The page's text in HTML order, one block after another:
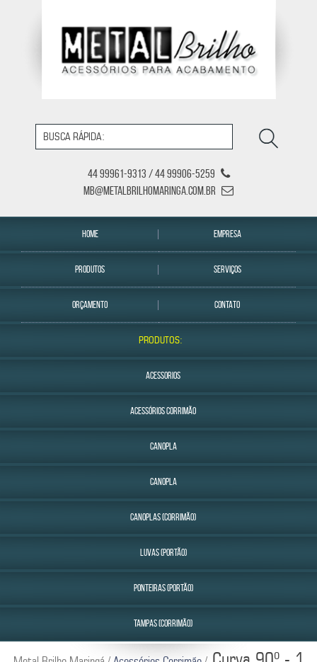
44 99961-9313 / 44 99906-5259
mb@metalbrilhomaringa.com.br
HOME EMPRESA
PRODUTOS SERVIÇOS
ORÇAMENTO CONTATO
PRODUTOS:
ACESSORIOS
ACESSÓRIOS CORRIMÃO
CANOPLA
CANOPLA
CANOPLAS (CORRIMÃO)
LUVAS (PORTÃO)
PONTEIRAS (PORTÃO)
TAMPAS (CORRIMÃO)